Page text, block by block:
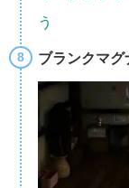
う
ブランクマグ